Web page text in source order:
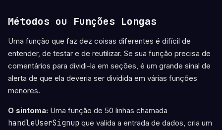
Métodos ou Funções Longas
Uma função que faz dez coisas diferentes é difícil de
entender, de testar e de reutilizar. Se sua função precisa de
comentários para dividi-la em seções, é um grande sinal de
alerta de que ela deveria ser dividida em várias funções
menores.
O sintoma: Uma função de 50 linhas chamada
handleUserSignup que valida a entrada de dados, cria um